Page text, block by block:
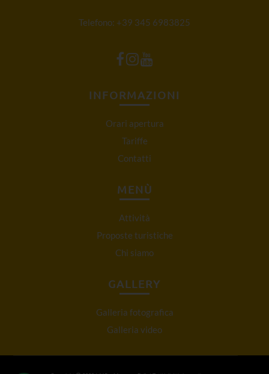
Telefono: +39 345 6983825
INFORMAZIONI
Orari apertura
Tariffe
Contatti
MENÙ
Attività
Proposte turistiche
Chi siamo
GALLERY
Galleria fotografica
Galleria video